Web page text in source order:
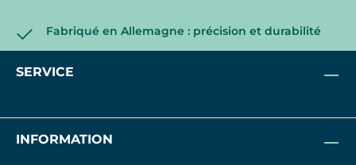
Fabriqué en Allemagne : précision et durabilité
SERVICE
INFORMATION